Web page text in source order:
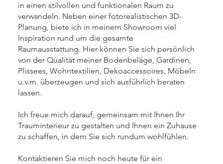
in einen stilvollen und funktionalen Raum zu
verwandeln. Neben einer fotorealistischen 3D-
Planung, biete ich in meinem Showroom viel
Inspiration rund um die gesamte
Raumausstattung. Hier können Sie sich persönlich
von der Qualität meiner Bodenbeläge, Gardinen,
Plissees, Wohntextilien, Dekoaccessoires, Möbeln
u.v.m. überzeugen und sich ausführlich beraten
lassen.
Ich freue mich darauf, gemeinsam mit Ihnen Ihr
Trauminterieur zu gestalten und Ihnen ein Zuhause
zu schaffen, in dem Sie sich rundum wohlfühlen.
Kontaktieren Sie mich noch heute für ein